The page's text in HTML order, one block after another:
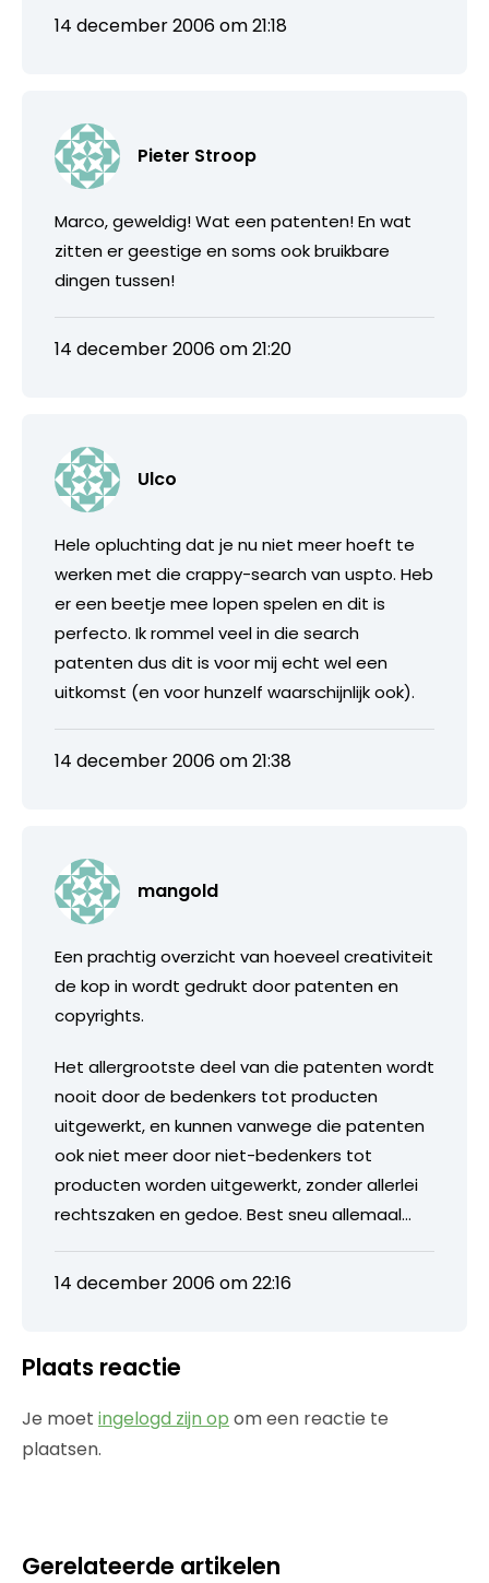
14 december 2006 om 21:18
Pieter Stroop
Marco, geweldig! Wat een patenten! En wat
zitten er geestige en soms ook bruikbare
dingen tussen!
14 december 2006 om 21:20
Ulco
Hele opluchting dat je nu niet meer hoeft te
werken met die crappy-search van uspto. Heb
er een beetje mee lopen spelen en dit is
perfecto. Ik rommel veel in die search
patenten dus dit is voor mij echt wel een
uitkomst (en voor hunzelf waarschijnlijk ook).
14 december 2006 om 21:38
mangold
Een prachtig overzicht van hoeveel creativiteit
de kop in wordt gedrukt door patenten en
copyrights.
Het allergrootste deel van die patenten wordt
nooit door de bedenkers tot producten
uitgewerkt, en kunnen vanwege die patenten
ook niet meer door niet-bedenkers tot
producten worden uitgewerkt, zonder allerlei
rechtszaken en gedoe. Best sneu allemaal…
14 december 2006 om 22:16
Plaats reactie
Je moet ingelogd zijn op om een reactie te
plaatsen.
Gerelateerde artikelen